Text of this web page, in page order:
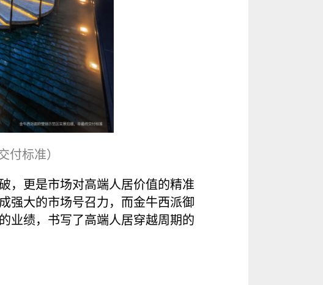
付标准）
，更是市场对高端人居价值的精准
强大的市场号召力，而金牛西派御
业绩，书写了高端人居穿越周期的